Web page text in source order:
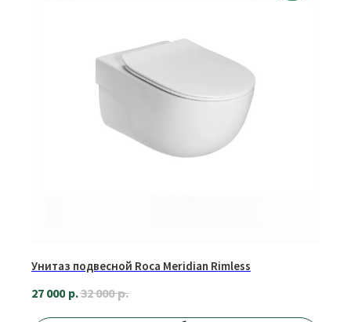
Унитаз подвесной Roca Meridian Rimless
27 000 р.32 000 р.